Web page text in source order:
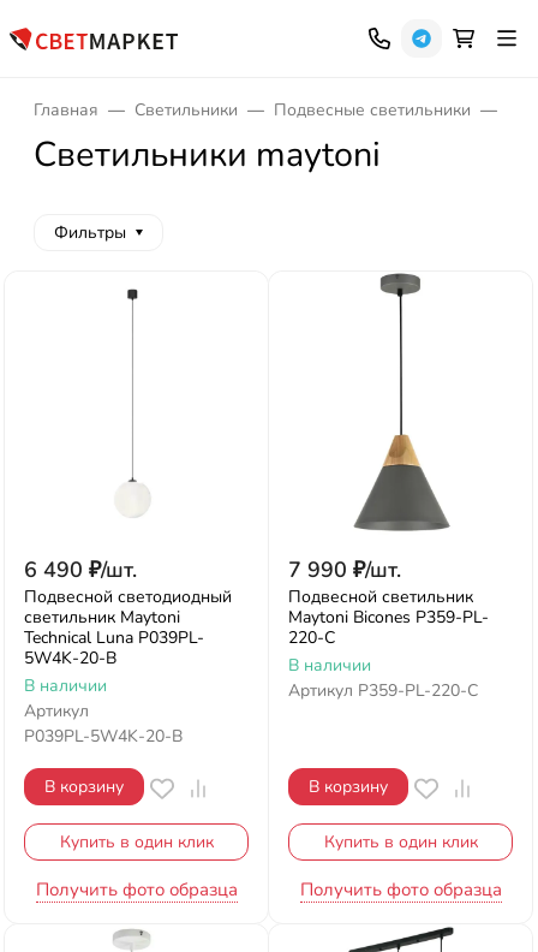
Главная Светильники Подвесные светильники
Светильники maytoni
Фильтры
6 490 ₽/шт.
Подвесной светодиодный
светильник Maytoni
Technical Luna P039PL-
5W4K-20-B
В наличии
Артикул
P039PL-5W4K-20-B
В корзину
Купить в один клик
Получить фото образца
7 990 ₽/шт.
Подвесной светильник
Maytoni Bicones P359-PL-
220-C
В наличии
Артикул P359-PL-220-C
В корзину
Купить в один клик
Получить фото образца